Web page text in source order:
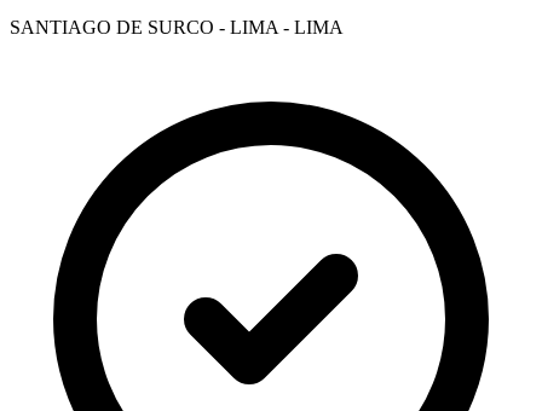
SANTIAGO DE SURCO - LIMA - LIMA